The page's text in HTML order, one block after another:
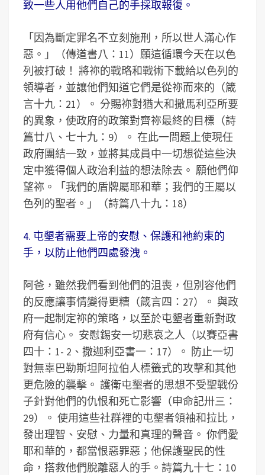
致一些人用他們自己的手採取報復。
「因為斷定罪名不立刻施刑，所以世人滿心作
惡。」（傳道書八：11）願這循環今天在以色
列被打破！ 將祢的戰略和戰術下載給以色列的
領導者，並讓他們知道它們是從祢而來的（箴
言十九：21）。 分賜祢對猶大和撒馬利亞所要
的異象，使政府的政策對齊祢最終的目標（詩
篇廿八、七十九：9）。 在此一問題上使現任
政府團結一致，並將其成員中一切想從這些決
定中獲得個人政治利益的想法除去。 願他們仰
望祢。「我們的盾牌屬耶和華；我們的王屬以
色列的聖者。」（詩篇八十九：18）
4. 屯墾者需要上帝的安慰、保護和祂約束的
手，以防止他們四處發洩。
阿爸，雖然我們看到他們的沮喪，但別容他們
的反應讓事情變得更糟（箴言四：27）。 與政
府一起制定祢的策略，以至於屯墾者重新對政
府有信心。 安慰錫安一切悲哀之人（以賽亞書
四十：1- 2、撒迦利亞書一：17）。 防止一切
對無辜巴勒斯坦阿拉伯人標籤式的攻擊和其他
更危險的襲擊。 護衛屯墾者的思想不受聖戰份
子針對他們的仇恨和死亡影響（申命記卅三：
29）。 使用這些社群裡的屯墾者領袖和拉比，
發出理智、安慰、力量和真理的聲音。 你們愛
耶和華的，都當恨惡罪惡；他保護聖民的性
命，搭救他們脫離惡人的手。詩篇九十七：10